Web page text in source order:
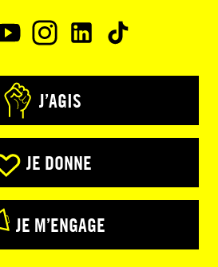
J’AGIS
JE DONNE
JE M’ENGAGE